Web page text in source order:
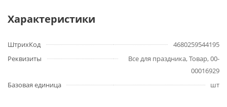
Характеристики
ШтрихКод
4680259544195
Реквизиты
Все для праздника, Товар, 00-
00016929
Базовая единица
шт